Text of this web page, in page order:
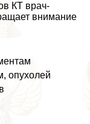
КТ врач-
внимание
опухолей